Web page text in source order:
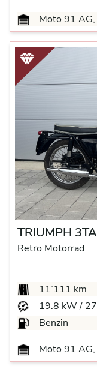
Moto 91
TRIUMPH
Retro Motorrad
11’111 km
19.8 kW /
Benzin
Moto 91